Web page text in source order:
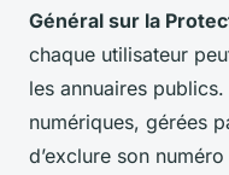
Général sur la
chaque utilisateur
les annuaires
numériques, gérées
d’exclure son